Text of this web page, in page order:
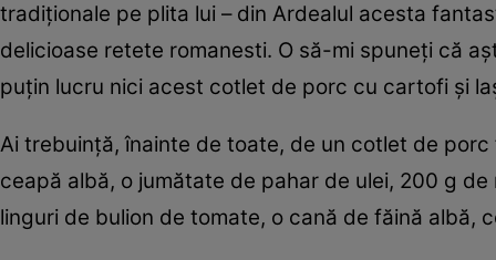
tradiţionale pe plita lui – din Ardealul acesta
delicioase retete romanesti. O să-mi spuneţi că
puţin lucru nici acest cotlet de porc cu cartofi şi
Ai trebuinţă, înainte de toate, de un cotlet de
ceapă albă, o jumătate de pahar de ulei, 200 g
linguri de bulion de tomate, o cană de făină albă,